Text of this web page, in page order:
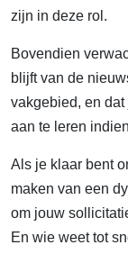
zijn in deze rol.
Bovendien
blijft van de
vakgebied, en
aan te leren
Als je klaar bent
maken van een
om jouw
En wie weet tot